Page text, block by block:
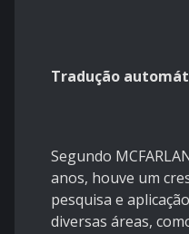
Tradução
Segundo
anos, houve um
pesquisa e
diversas áreas,